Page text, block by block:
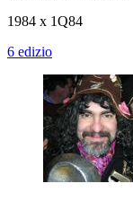
1984 x 1Q84
6 edizio